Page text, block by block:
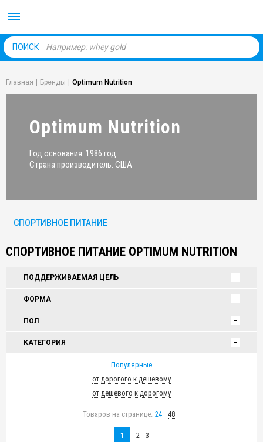
ПОИСК
Главная Бренды Optimum Nutrition
Optimum Nutrition
Год основания: 1986 год
Страна производитель: США
СПОРТИВНОЕ ПИТАНИЕ
СПОРТИВНОЕ ПИТАНИЕ OPTIMUM NUTRITION
ПОДДЕРЖИВАЕМАЯ ЦЕЛЬ
ФОРМА
ПОЛ
КАТЕГОРИЯ
Популярные
от дорогого к дешевому
от дешевого к дорогому
Товаров на странице: 24 48
1 2 3